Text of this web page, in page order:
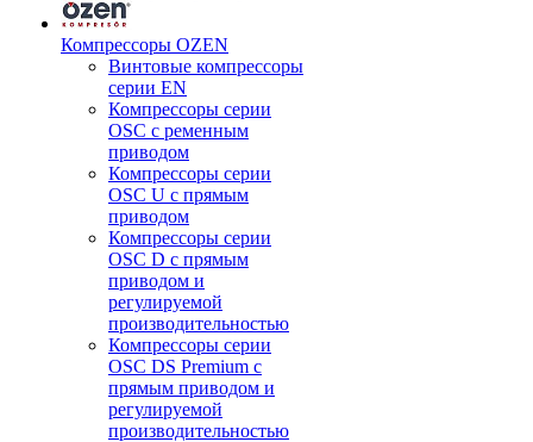
Компрессоры OZEN
Винтовые компрессоры
серии EN
Компрессоры серии
OSC с ременным
приводом
Компрессоры серии
OSC U с прямым
приводом
Компрессоры серии
OSC D с прямым
приводом и
регулируемой
производительностью
Компрессоры серии
OSC DS Premium с
прямым приводом и
регулируемой
производительностью